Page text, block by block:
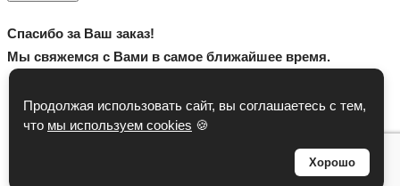
Продолжая использовать сайт, вы соглашаетесь с тем,
что мы используем cookies 🍪
Хорошо
Спасибо за Ваш заказ!
Мы свяжемся с Вами в самое ближайшее время.